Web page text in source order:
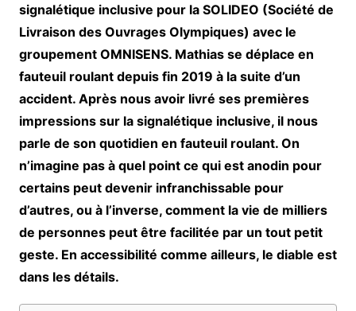
signalétique inclusive pour la SOLIDEO (Société de
Livraison des Ouvrages Olympiques) avec le
groupement OMNISENS. Mathias se déplace en
fauteuil roulant depuis fin 2019 à la suite d’un
accident. Après nous avoir livré ses premières
impressions sur la signalétique inclusive, il nous
parle de son quotidien en fauteuil roulant. On
n’imagine pas à quel point ce qui est anodin pour
certains peut devenir infranchissable pour
d’autres, ou à l’inverse, comment la vie de milliers
de personnes peut être facilitée par un tout petit
geste. En accessibilité comme ailleurs, le diable est
dans les détails.